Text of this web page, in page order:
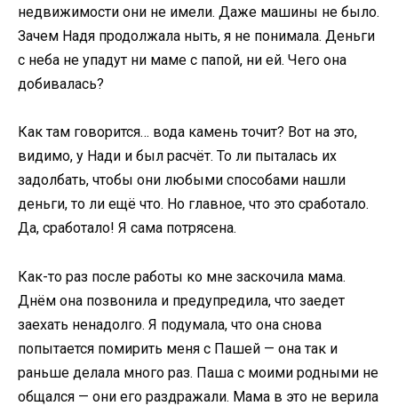
недвижимости они не имели. Даже машины не было.
Зачем Надя продолжала ныть, я не понимала. Деньги
с неба не упадут ни маме с папой, ни ей. Чего она
добивалась?
Как там говорится… вода камень точит? Вот на это,
видимо, у Нади и был расчёт. То ли пыталась их
задолбать, чтобы они любыми способами нашли
деньги, то ли ещё что. Но главное, что это сработало.
Да, сработало! Я сама потрясена.
Как-то раз после работы ко мне заскочила мама.
Днём она позвонила и предупредила, что заедет
заехать ненадолго. Я подумала, что она снова
попытается помирить меня с Пашей — она так и
раньше делала много раз. Паша с моими родными не
общался — они его раздражали. Мама в это не верила